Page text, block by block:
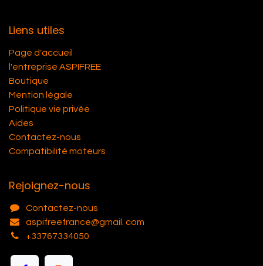
Liens utiles
Page d'accueil
l'entreprise ASPIFREE
Boutique
Mention légale
Politique vie privée
Aides
Contactez-nous
Compatibilité moteurs
Rejoignez-nous
Contactez-nous
aspifreefrance@gmail. com
+33767334050